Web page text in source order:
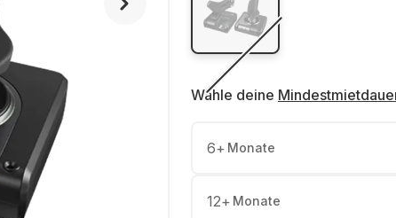
Wähle deine
6+ Monate
12+ Monate